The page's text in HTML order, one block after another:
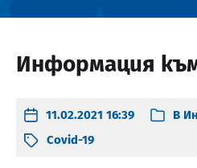
Информация към
11.02.2021 16:39 В
Covid-19